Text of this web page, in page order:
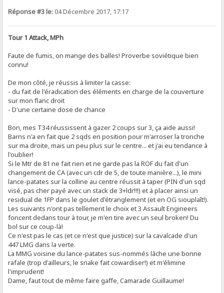
Réponse #3 le: 04 Décembre 2017, 17:17
Tour 1 Attack, MPh
Faute de fumis, on mange des balles! Proverbe soviétique bien
connu!
De mon côté, je réussis à limiter la casse:
- du fait de l'éradication des éléments en charge de la couverture
sur mon flanc droit
- D'une certaine dose de chance
Bon, mes T34 réussissent à gazer 2 coups sur 3, ça aide aussi!
Barns n'a en fait que 2 sqds en position pour m'arroser la tronche
sur ma droite, mais un peu plus sur le centre... et j'ai eu tendance à
l'oublier!
Si le Mtr de 81 ne fait rien et ne garde pas la ROF du fait d'un
changement de CA (avec un cdr de 5, de toute manière...), le mini
lance-patates sur la colline au centre réussit à taper (PIN d'un sqd
visé, pas cher payé avec un stack de 3+ldr!!!) et à placer ainsi un
residual de 1FP dans le goulet d'étranglement (et en OG siouplaît!).
Les suivants n'ont pas tellement le choix et 3 Assault Engineers
foncent dedans tour à tour, je m'en tire avec un seul broken! Du
bol sur ce coup-là!
Ce n'est pas le cas (et ce n'est que justice) sur la cavalcade d'un
447 LMG dans la verte.
La MMG voisine du lance-patates sus-nommés lâche une bonne
rafale (trop d'ailleurs, le snake fait cowardiser!) et m'élimine
l'imprudent!
Dame, faut tout de même faire gaffe, Camarade Guillaume!